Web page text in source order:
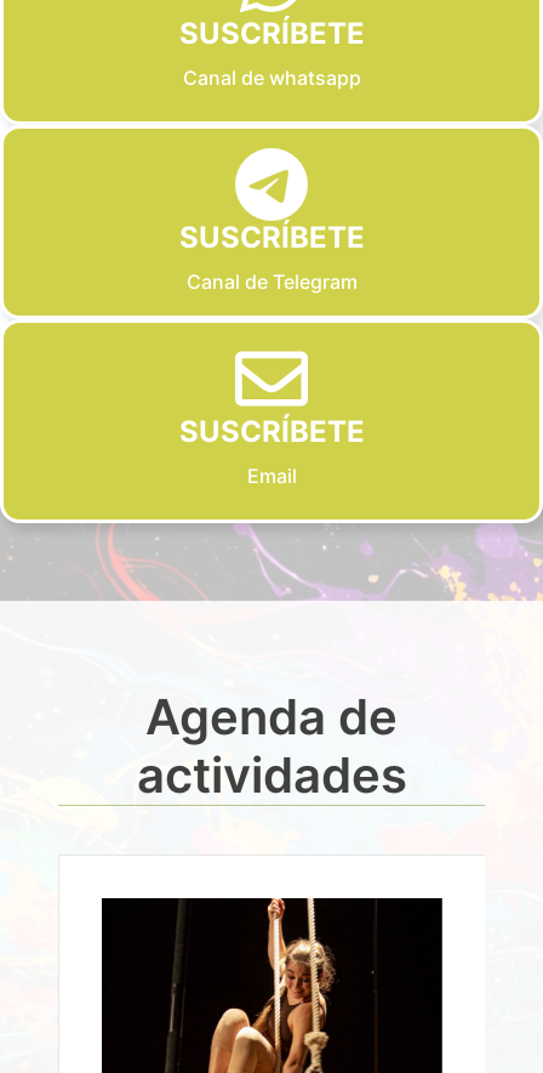
SUSCRÍBETE
Canal de whatsapp
SUSCRÍBETE
Canal de Telegram
SUSCRÍBETE
Email
Agenda de
actividades